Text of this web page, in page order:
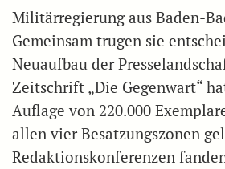
Militärregierung aus Baden-
Gemeinsam trugen sie
Neuaufbau der
Zeitschrift „Die Gegenwart“
Auflage von 220.000
allen vier Besatzungszonen
Redaktionskonferenzen